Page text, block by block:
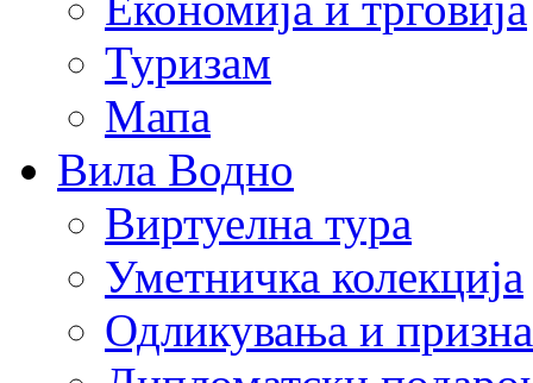
Туризам
Мапа
Вила Водно
Виртуелна тура
Уметничка колекција
Одликувања и